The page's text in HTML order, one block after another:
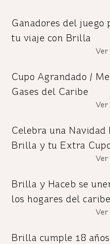
Ganadores del juego
tu viaje con Brilla
Ver
Cupo Agrandado /
Gases del Caribe
Ver
Celebra una
Brilla y tu Extra
Ver
Brilla y Haceb se
los hogares del
Ver
Brilla cumple 18